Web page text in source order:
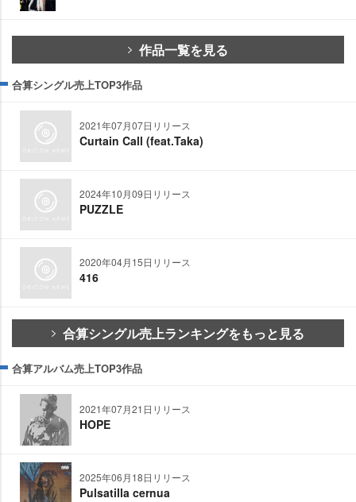
作品一覧を見る
合算シングル売上TOP3作品
2021年07月07日リリース
Curtain Call (feat.Taka)
2024年10月09日リリース
PUZZLE
2020年04月15日リリース
416
合算シングル売上ランキングをもっと見る
合算アルバム売上TOP3作品
2021年07月21日リリース
HOPE
2025年06月18日リリース
Pulsatilla cernua